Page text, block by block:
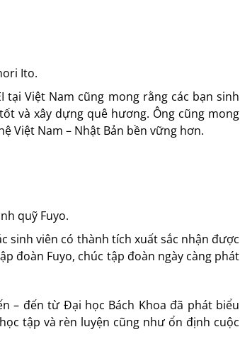
Ito.
tại Việt Nam cũng mong rằng các bạn sinh
và xây dựng quê hương. Ông cũng mong
Việt Nam – Nhật Bản bền vững hơn.
quỹ Fuyo.
sinh viên có thành tích xuất sắc nhận được
đoàn Fuyo, chúc tập đoàn ngày càng phát
– đến từ Đại học Bách Khoa đã phát biểu
tập và rèn luyện cũng như ổn định cuộc